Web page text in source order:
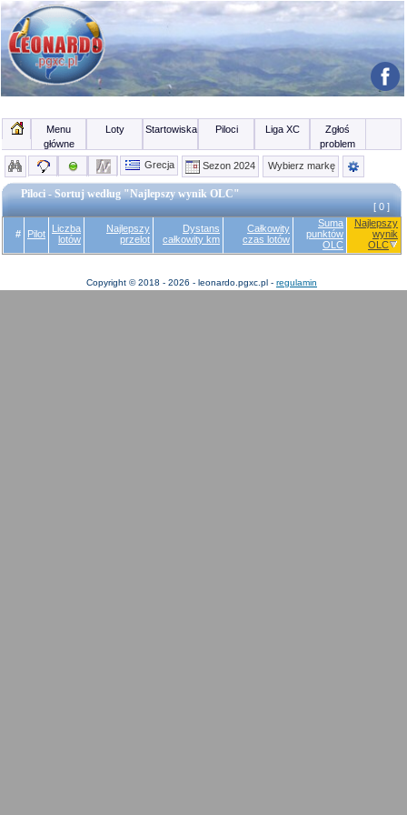
Menu
główne
Loty Startowiska Piloci Liga XC
Zgłoś
problem
Grecja
Sezon 2024 Wybierz markę
Piloci - Sortuj według "Najlepszy wynik OLC"
[ 0 ]
# Pilot
Liczba
lotów
Najlepszy
przelot
Dystans
całkowity km
Całkowity
czas lotów
Suma
punktów
OLC
Najlepszy
wynik
OLC
Copyright © 2018 - 2026 - leonardo.pgxc.pl - regulamin